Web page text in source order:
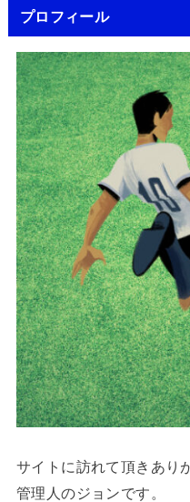
プロフィール
サイトに訪れて頂きあり
管理人のジョンです。